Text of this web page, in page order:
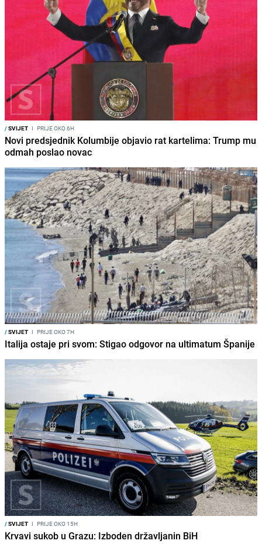
/SVIJET I PRIJE OKO 6H
Novi predsjednik Kolumbije objavio rat kartelima: Trump mu
odmah poslao novac
/SVIJET I PRIJE OKO 7H
Italija ostaje pri svom: Stigao odgovor na ultimatum Španije
/SVIJET I PRIJE OKO 15H
Krvavi sukob u Grazu: Izboden državljanin BiH